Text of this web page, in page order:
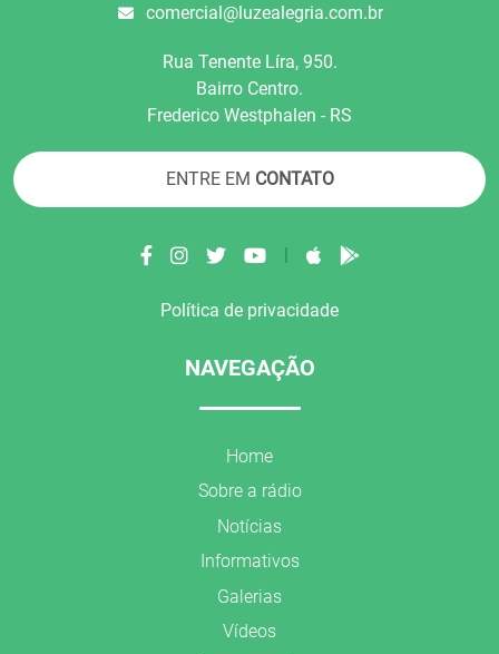
comercial@luzealegria.com.br
Rua Tenente Líra, 950.
Bairro Centro.
Frederico Westphalen - RS
ENTRE EM CONTATO
|
Política de privacidade
NAVEGAÇÃO
Home
Sobre a rádio
Notícias
Informativos
Galerias
Vídeos